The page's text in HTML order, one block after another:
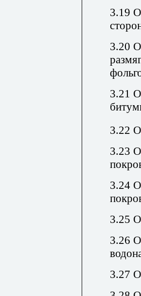
3.19
3.20
3.21
3.22
3.23
3.24
3.25
3.26
3.27